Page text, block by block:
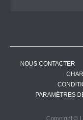
NOUS CONTACTER
PARAMÈTRES
Copyright ©